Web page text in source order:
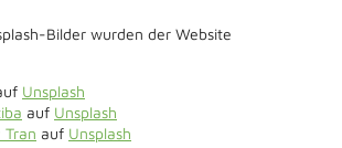
Bilder wurden der Website
Unsplash
auf Unsplash
Tran auf Unsplash